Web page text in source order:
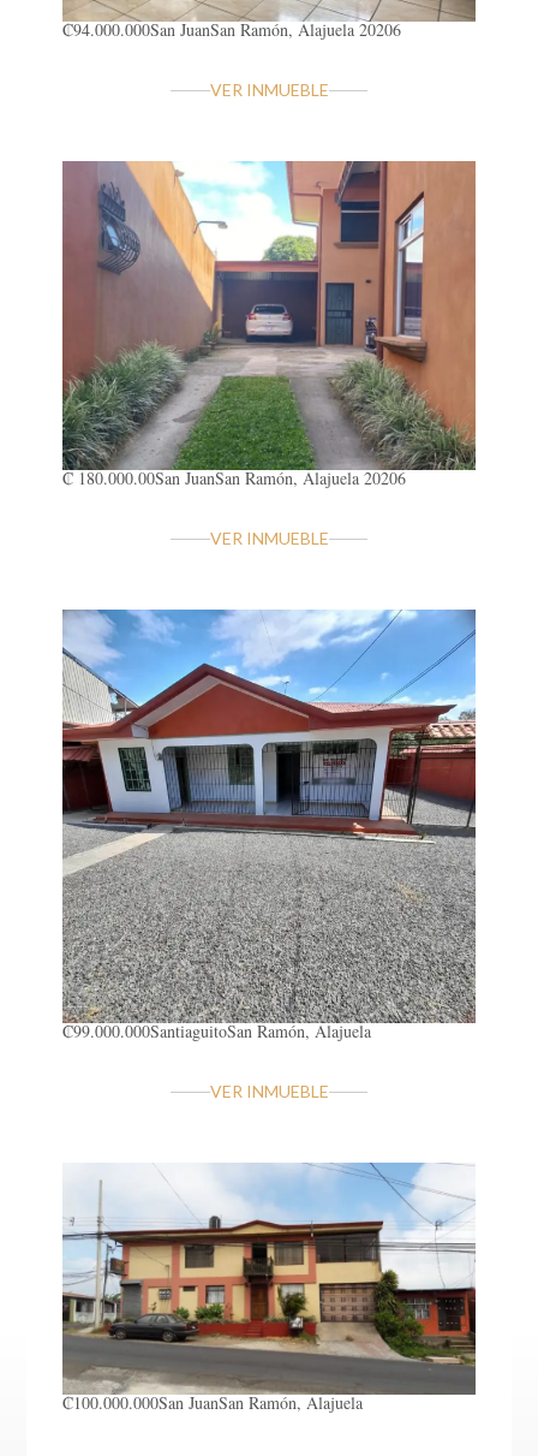
₡94.000.000San JuanSan Ramón, Alajuela 20206
VER INMUEBLE
₡ 180.000.00San JuanSan Ramón, Alajuela 20206
VER INMUEBLE
₡99.000.000SantiaguitoSan Ramón, Alajuela
VER INMUEBLE
₡100.000.000San JuanSan Ramón, Alajuela